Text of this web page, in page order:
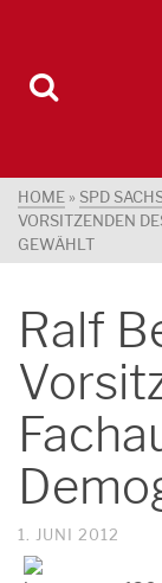
HOME » SPD
VORSITZENDEN
GEWÄHLT
Ralf
1. JUNI 2012